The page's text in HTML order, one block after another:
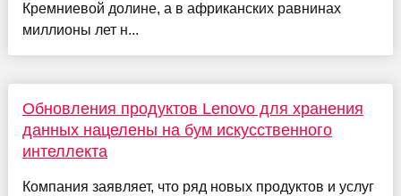
Кремниевой долине, а в африканских равнинах
миллионы лет н...
Обновления продуктов Lenovo для хранения
данных нацелены на бум искусственного
интеллекта
Компания заявляет, что ряд новых продуктов и услуг